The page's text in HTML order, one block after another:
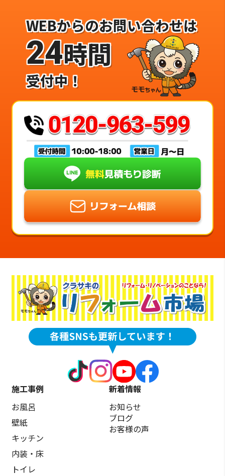
WEBからのお問い合わせは
24時間
受付中！
施工事例
お風呂
壁紙
キッチン
内装・床
トイレ
新着情報
お知らせ
ブログ
お客様の声